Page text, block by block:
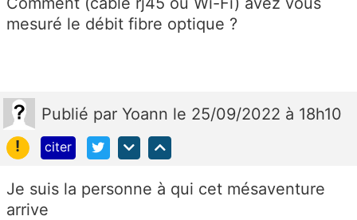
mesuré le débit fibre optique ?
Publié par Yoann le 25/09/2022 à 18h10
!
citer
Je suis la personne à qui cet mésaventure
arrive